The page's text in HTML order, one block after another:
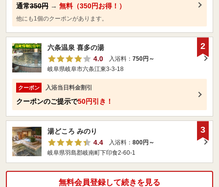
通常350円 → 無料（350円お得！）
他にも1個のクーポンがあります。
六条温泉 喜多の湯
4.0
入浴料： 750円～
岐阜県岐阜市六条江東3-3-18
クーポン 入浴当日料金割引
クーポンのご提示で50円引き！
2
湯どころ みのり
4.4
入浴料： 800円～
岐阜県羽島郡岐南町下印食2‐60‐1
3
無料会員登録して続きを見る